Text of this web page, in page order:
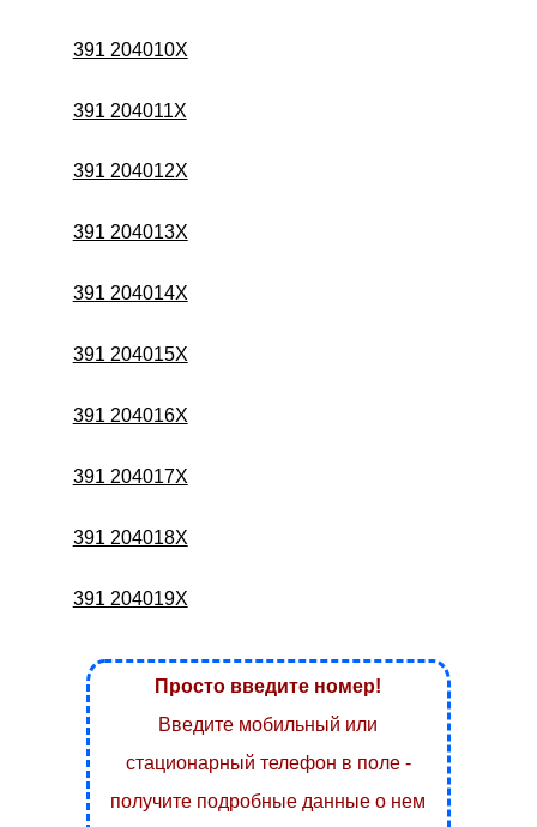
391 204010X
391 204011X
391 204012X
391 204013X
391 204014X
391 204015X
391 204016X
391 204017X
391 204018X
391 204019X
Просто введите номер!
Введите мобильный или
стационарный телефон в поле -
получите подробные данные о нем